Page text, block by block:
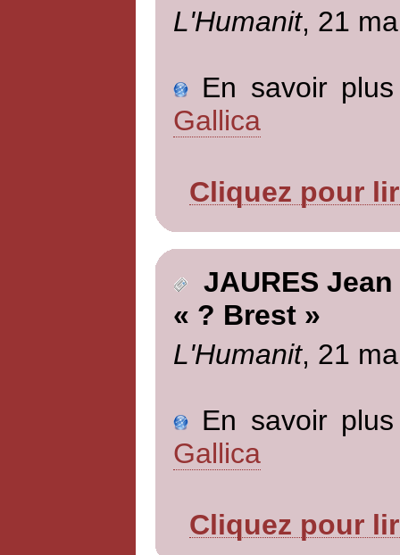
L'Humanit, 21
En savoir
Gallica
Cliquez pour
JAURES Jean
« ? Brest »
L'Humanit, 21
En savoir
Gallica
Cliquez pour